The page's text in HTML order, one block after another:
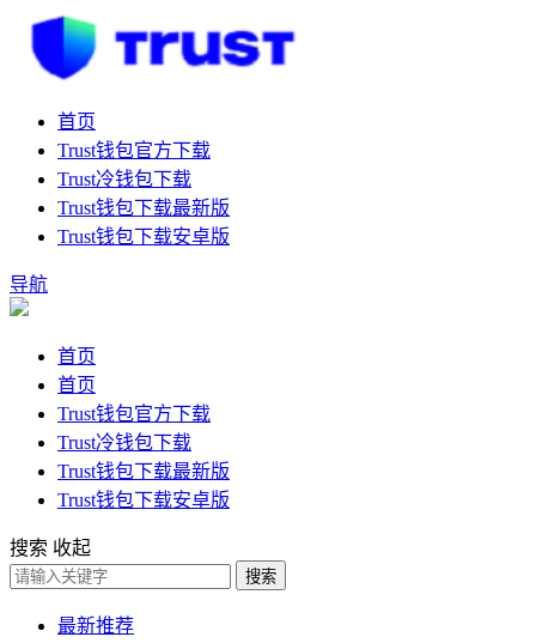
首页
Trust钱包官方下载
Trust冷钱包下载
Trust钱包下载最新版
Trust钱包下载安卓版
导航
首页
首页
Trust钱包官方下载
Trust冷钱包下载
Trust钱包下载最新版
Trust钱包下载安卓版
搜索 收起
搜索
最新推荐